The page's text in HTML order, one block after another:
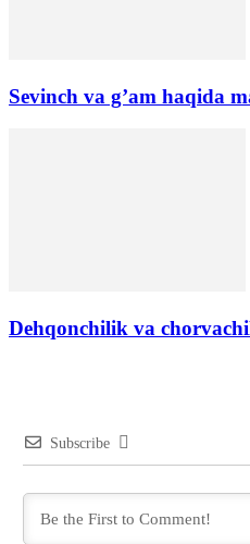
Sevinch va g’am haqida
Dehqonchilik va
Subscribe